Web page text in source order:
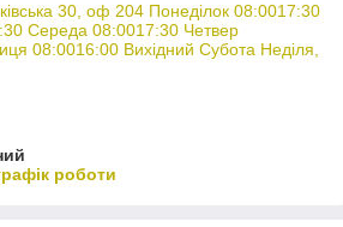
30, оф 204 Понеділок 08:0017:30
Середа 08:0017:30 Четвер
08:0016:00 Вихідний Субота Неділя,
роботи